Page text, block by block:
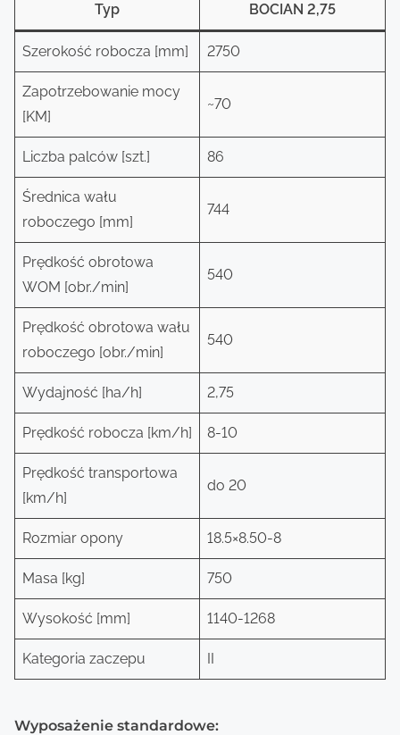
Typ BOCIAN 2,75
Szerokość robocza [mm] 2750
Zapotrzebowanie mocy
[KM]
~70
Liczba palców [szt.] 86
Średnica wału
roboczego [mm]
744
Prędkość obrotowa
WOM [obr./min]
540
Prędkość obrotowa wału
roboczego [obr./min]
540
Wydajność [ha/h] 2,75
Prędkość robocza [km/h] 8-10
Prędkość transportowa
[km/h]
do 20
Rozmiar opony 18.5×8.50-8
Masa [kg] 750
Wysokość [mm] 1140-1268
Kategoria zaczepu II
Wyposażenie standardowe: